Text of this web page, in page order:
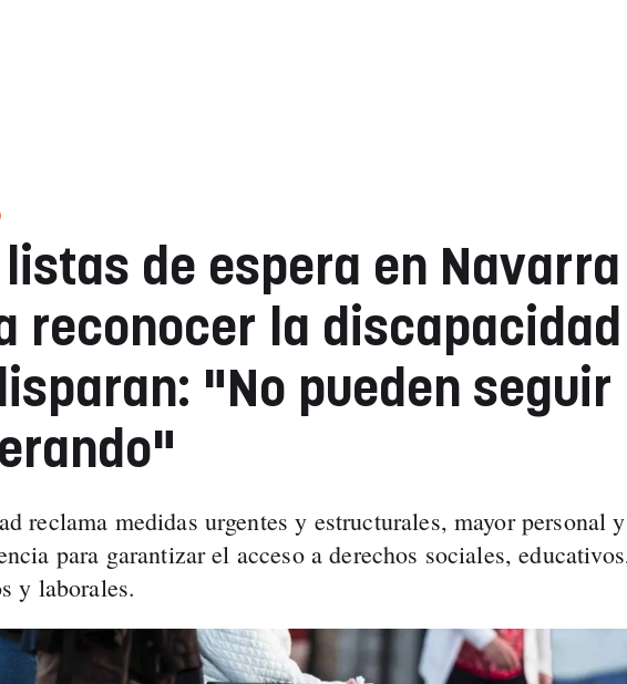
listas de espera en Navarra
reconocer la discapacidad
"No pueden seguir
reclama medidas urgentes y estructurales, mayor personal y
para garantizar el acceso a derechos sociales,
y laborales.